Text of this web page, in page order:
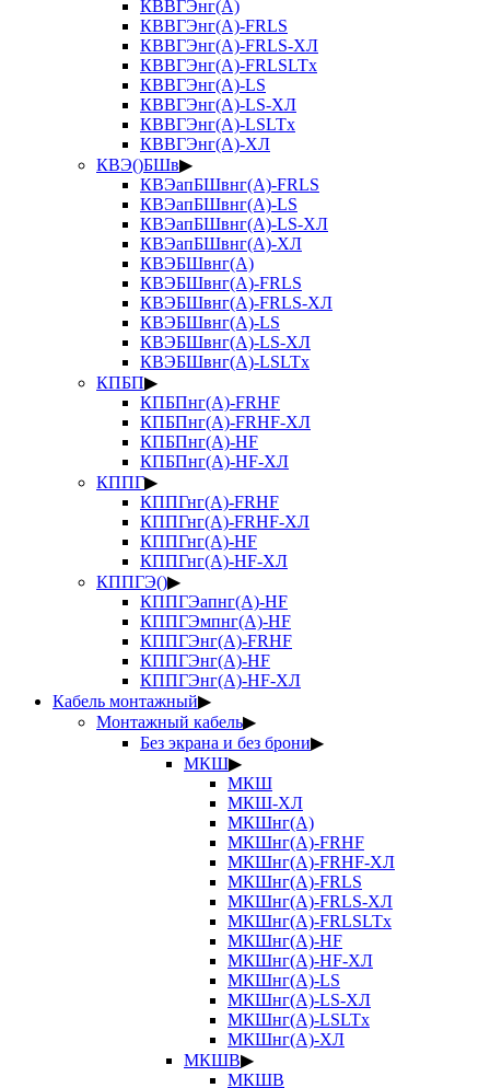
КВВГЭнг(А)
КВВГЭнг(А)-FRLS
КВВГЭнг(А)-FRLS-ХЛ
КВВГЭнг(А)-FRLSLTx
КВВГЭнг(А)-LS
КВВГЭнг(А)-LS-ХЛ
КВВГЭнг(А)-LSLTx
КВВГЭнг(А)-ХЛ
КВЭ()БШв▶
КВЭапБШвнг(А)-FRLS
КВЭапБШвнг(А)-LS
КВЭапБШвнг(А)-LS-ХЛ
КВЭапБШвнг(А)-ХЛ
КВЭБШвнг(А)
КВЭБШвнг(А)-FRLS
КВЭБШвнг(А)-FRLS-ХЛ
КВЭБШвнг(А)-LS
КВЭБШвнг(А)-LS-ХЛ
КВЭБШвнг(А)-LSLTx
КПБП▶
КПБПнг(А)-FRHF
КПБПнг(А)-FRHF-ХЛ
КПБПнг(А)-HF
КПБПнг(А)-HF-ХЛ
КППГ▶
КППГнг(А)-FRHF
КППГнг(А)-FRHF-ХЛ
КППГнг(А)-HF
КППГнг(А)-HF-ХЛ
КППГЭ()▶
КППГЭапнг(А)-HF
КППГЭмпнг(А)-HF
КППГЭнг(А)-FRHF
КППГЭнг(А)-HF
КППГЭнг(А)-HF-ХЛ
Кабель монтажный▶
Монтажный кабель▶
Без экрана и без брони▶
МКШ▶
МКШ
МКШ-ХЛ
МКШнг(А)
МКШнг(А)-FRHF
МКШнг(А)-FRHF-ХЛ
МКШнг(А)-FRLS
МКШнг(А)-FRLS-ХЛ
МКШнг(А)-FRLSLTx
МКШнг(А)-HF
МКШнг(А)-HF-ХЛ
МКШнг(А)-LS
МКШнг(А)-LS-ХЛ
МКШнг(А)-LSLTx
МКШнг(А)-ХЛ
МКШВ▶
МКШВ